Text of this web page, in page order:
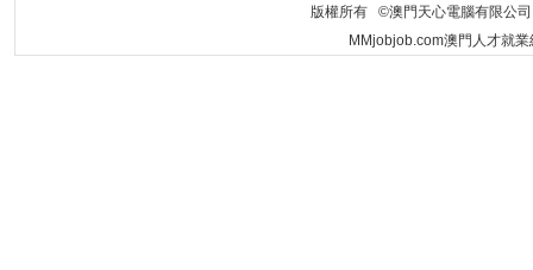
版權所有 ©澳門天心電腦有限公
MMjobjob.com澳門人才就